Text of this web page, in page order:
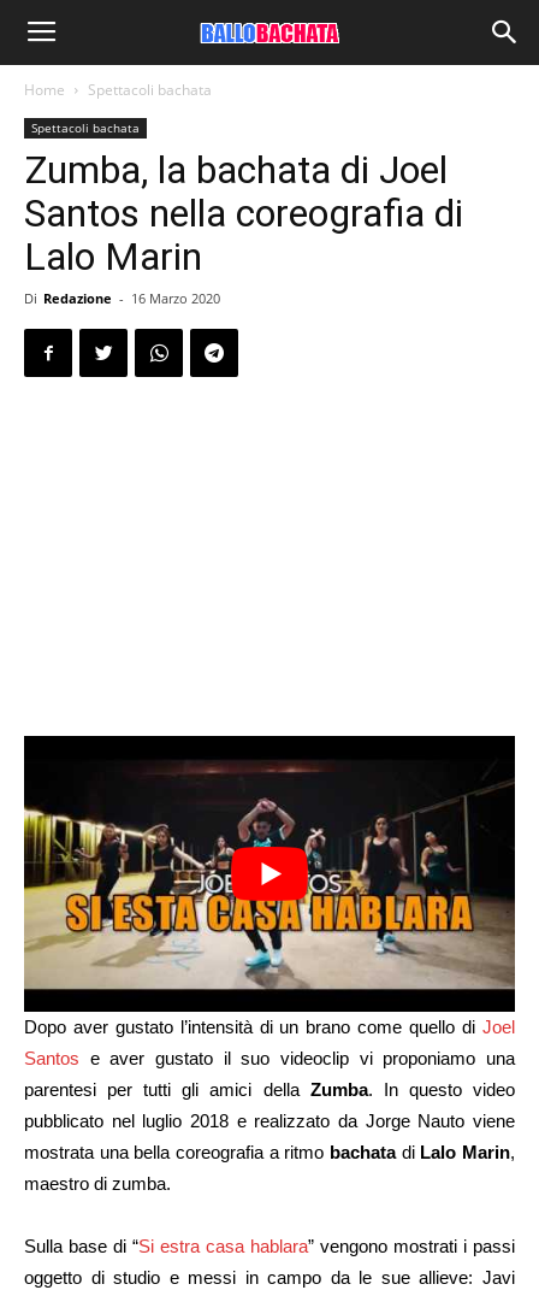
Home Spettacoli bachata
Spettacoli bachata
Zumba, la bachata di Joel
Santos nella coreografia di
Lalo Marin
Di Redazione - 16 Marzo 2020
Dopo aver gustato l’intensità di un brano come quello di Joel
Santos e aver gustato il suo videoclip vi proponiamo una
parentesi per tutti gli amici della Zumba. In questo video
pubblicato nel luglio 2018 e realizzato da Jorge Nauto viene
mostrata una bella coreografia a ritmo bachatadi Lalo Marin,
maestro di zumba.
Sulla base di “Si estra casa hablara” vengono mostrati i passi
oggetto di studio e messi in campo da le sue allieve: Javi